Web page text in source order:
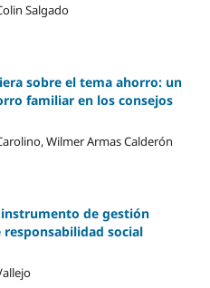
Salgado
sobre el tema ahorro: un
familiar en los consejos
Wilmer Armas Calderón
instrumento de gestión
social